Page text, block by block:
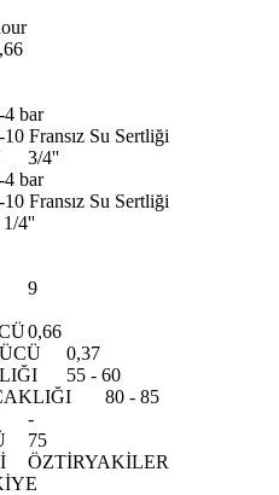
4 bar
10 Fransız Su Sertliği
3/4''
4 bar
10 Fransız Su Sertliği
1/4''
9
0,66
0,37
55 - 60
80 - 85
-
75
ÖZTİRYAKİLER